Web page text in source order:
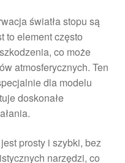
światła stopu są
to element często
co może
atmosferycznych. Ten
dla modelu
doskonałe
prosty i szybki, bez
narzędzi, co